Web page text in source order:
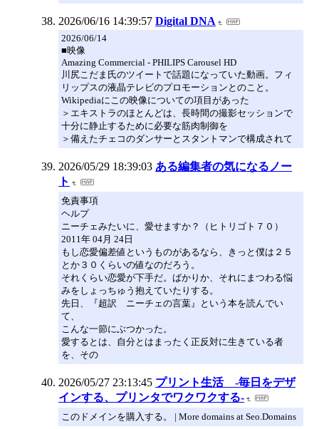
2026/06/16 14:39:57 Digital DNA
2026/06/14
■映像
Amazing Commercial - PHILIPS Carousel HD
川尻こだま氏のツイートで話題になっていた動画。フィ
リップスの液晶テレビのプロモーションとのこと。
Wikipediaにこの映像についての項目があった
＞エキストラのほとんどは、長時間の撮影セッションで
十分に静止するために必要な筋肉制御を
＞備えたチェコのダンサーとスタントマンで構成されて
2026/05/29 18:39:03 ある編集者の気になるノー
ト
免責事項
ヘルプ
ニーチェみたいに、愛せますか？（ヒトリゴト７０）
2011年 04月 24日
もし恋愛偏差値というものがあるなら、きっと僕は２５
とか３０くらいの値なのだろう。
それくらい恋愛が下手だ。ばかりか、それにまつわる悩
みをしょっちゅう抱えていたりする。
先日、『超訳 ニーチェの言葉』という本を読んでい
て、
こんな一節にぶつかった。
愛するとは、自分とはまったく正反対に生きている者
を、その
2026/05/27 23:13:45 プリント生活 -毎日をデザ
インする、プリンタでワクワクする-
このドメインを購入する。 | More domains at Seo.Domains